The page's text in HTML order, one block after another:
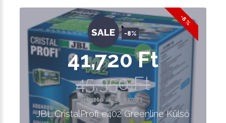
-8 %
SALE -8%
41,720 Ft
45,350 Ft
Nettó ár: 32,850 Ft
JBL CristalProfi e402 Greenline Külső